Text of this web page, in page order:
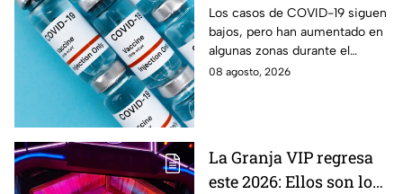
aumentan en estas
zonas
Los casos de COVID-19 siguen
bajos, pero han aumentado en
algunas zonas durante el
verano. Conoce qué estados
08 agosto, 2026
La Granja VIP regresa
este 2026: Ellos son los